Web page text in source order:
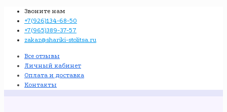
Звоните нам
+7(926)134-68-50
+7(965)389-37-57
zakaz@shariki-stolitsa.ru
Все отзывы
Личный кабинет
Оплата и доставка
Контакты